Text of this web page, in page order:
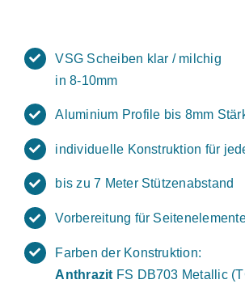
VSG Scheiben klar / milchig
in 8-10mm
Aluminium Profile bis 8mm
individuelle Konstruktion für
bis zu 7 Meter Stützenabstand
Vorbereitung für
Farben der Konstruktion:
Anthrazit FS DB703 Metallic